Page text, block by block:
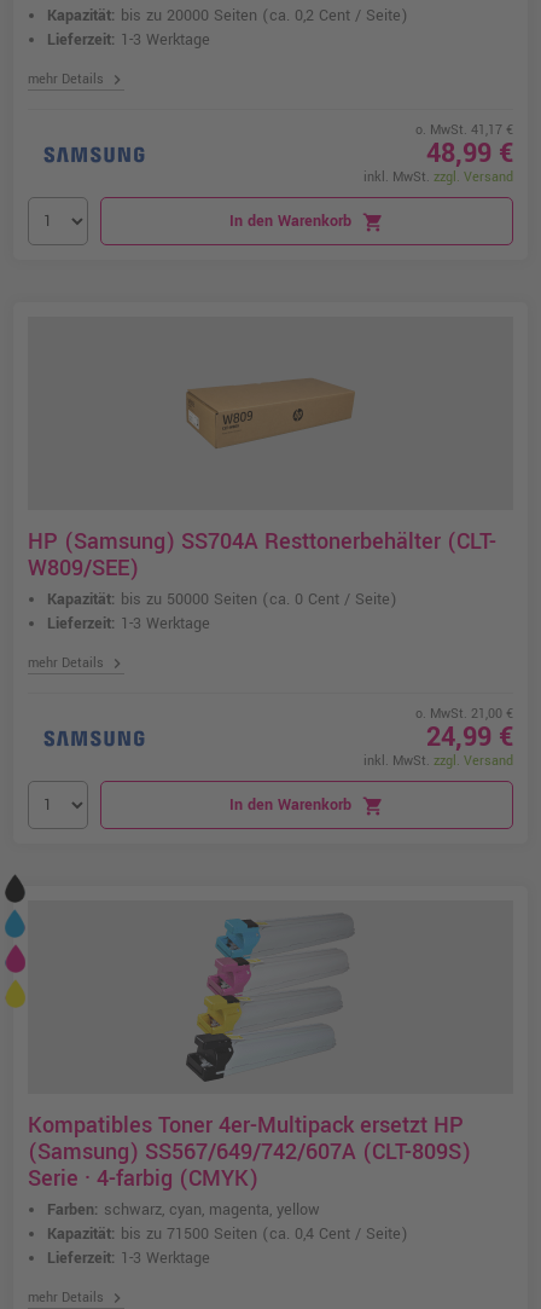
Kapazität: bis zu 20000 Seiten (ca. 0,2 Cent / Seite)
Lieferzeit: 1-3 Werktage
mehr Details chevron_right
o. MwSt. 41,17 €
48,99 €
inkl. MwSt. zzgl. Versand
In den Warenkorb shopping_cart
HP (Samsung) SS704A Resttonerbehälter (CLT-
W809/SEE)
Kapazität: bis zu 50000 Seiten (ca. 0 Cent / Seite)
Lieferzeit: 1-3 Werktage
mehr Details chevron_right
o. MwSt. 21,00 €
24,99 €
inkl. MwSt. zzgl. Versand
In den Warenkorb shopping_cart
Kompatibles Toner 4er-Multipack ersetzt HP
(Samsung) SS567/649/742/607A (CLT-809S)
Serie · 4-farbig (CMYK)
Farben: schwarz, cyan, magenta, yellow
Kapazität: bis zu 71500 Seiten (ca. 0,4 Cent / Seite)
Lieferzeit: 1-3 Werktage
mehr Details chevron_right